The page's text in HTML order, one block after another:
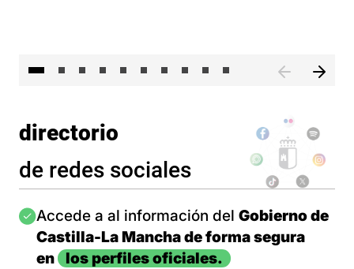
directorio
de redes sociales
Imagen
Accede a al información del Gobierno de
Castilla-La Mancha de forma segura
en
los perfiles oficiales.